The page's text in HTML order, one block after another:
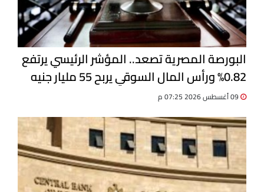
البورصة المصرية تصعد.. المؤشر الرئيسي يرتفع
0.82% ورأس المال السوقي يربح 55 مليار جنيه